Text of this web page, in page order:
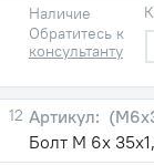
Наличие
Обратитесь к
консультанту
12
Болт М 6х